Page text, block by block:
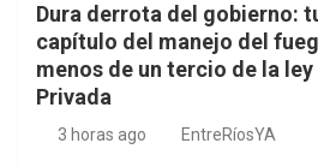
Dura derrota del gobierno:
capítulo del manejo del
menos de un tercio de la
Privada
3 horas ago EntreRíosYA